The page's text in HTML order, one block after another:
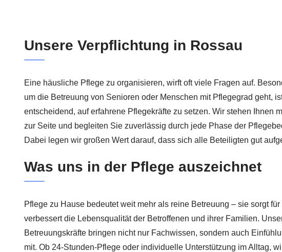
Unsere Verpflichtung in Rossau
Eine häusliche Pflege zu organisieren, wirft oft viele Fragen auf.
um die Betreuung von Senioren oder Menschen mit Pflegegrad geht,
entscheidend, auf erfahrene Pflegekräfte zu setzen. Wir stehen Ihnen
zur Seite und begleiten Sie zuverlässig durch jede Phase der
Dabei legen wir großen Wert darauf, dass sich alle Beteiligten gut
Was uns in der Pflege auszeichnet
Pflege zu Hause bedeutet weit mehr als reine Betreuung – sie sorgt
verbessert die Lebensqualität der Betroffenen und ihrer Familien.
Betreuungskräfte bringen nicht nur Fachwissen, sondern auch
mit. Ob 24-Stunden-Pflege oder individuelle Unterstützung im Alltag,